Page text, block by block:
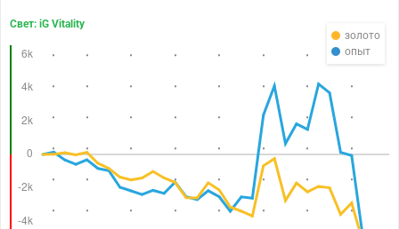
золото
опыт
Свет: iG Vitality